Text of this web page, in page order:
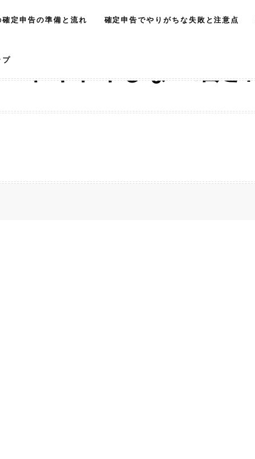
定申告の準備と流れ 確定申告でやりがちな失敗と注意点
プ
ドキドキしない確定